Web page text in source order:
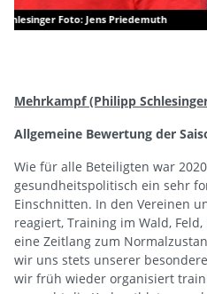
David Corell Foto:
Mehrkampf (Philipp
Allgemeine Bewertung der
Wie für alle Beteiligten war
gesundheitspolitisch ein sehr
Einschnitten. In den Vereinen
reagiert, Training im Wald,
eine Zeitlang zum
wir uns stets unserer
wir früh wieder organisiert